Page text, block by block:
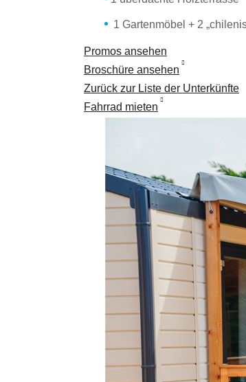
1 Gartenmöbel + 2
Promos ansehen
Broschüre ansehen
Zurück zur Liste der Unterkünfte
Fahrrad mieten